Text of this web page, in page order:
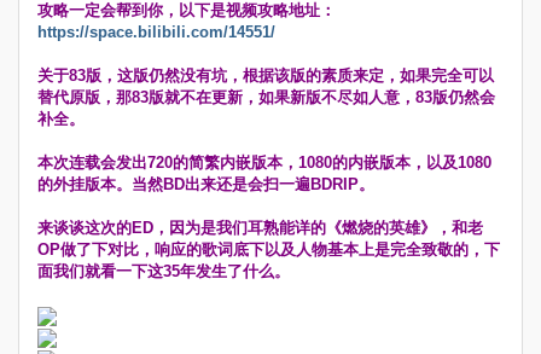
攻略一定会帮到你，以下是视频攻略地址：
https://space.bilibili.com/14551/
关于83版，这版仍然没有坑，根据该版的素质来定，如果完全可以
替代原版，那83版就不在更新，如果新版不尽如人意，83版仍然会
补全。
本次连载会发出720的简繁内嵌版本，1080的内嵌版本，以及1080
的外挂版本。当然BD出来还是会扫一遍BDRIP。
来谈谈这次的ED，因为是我们耳熟能详的《燃烧的英雄》，和老
OP做了下对比，响应的歌词底下以及人物基本上是完全致敬的，下
面我们就看一下这35年发生了什么。